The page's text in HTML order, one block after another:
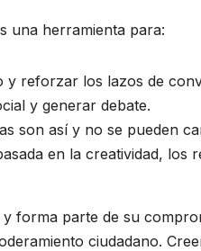
una herramienta para:
reforzar los lazos de
y generar debate.
son así y no se pueden
en la creatividad, los
forma parte de su
ciudadano.